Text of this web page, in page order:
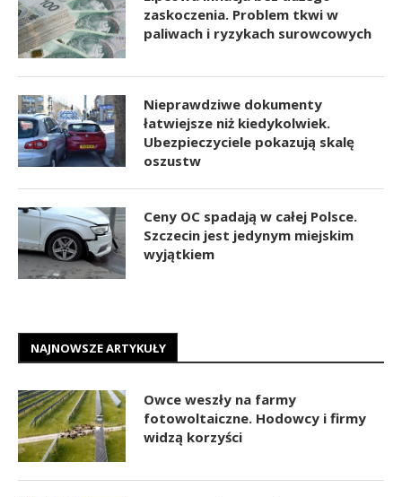
zaskoczenia. Problem tkwi w
paliwach i ryzykach surowcowych
Nieprawdziwe dokumenty
łatwiejsze niż kiedykolwiek.
Ubezpieczyciele pokazują skalę
oszustw
Ceny OC spadają w całej Polsce.
Szczecin jest jedynym miejskim
wyjątkiem
NAJNOWSZE ARTYKUŁY
Owce weszły na farmy
fotowoltaiczne. Hodowcy i firmy
widzą korzyści